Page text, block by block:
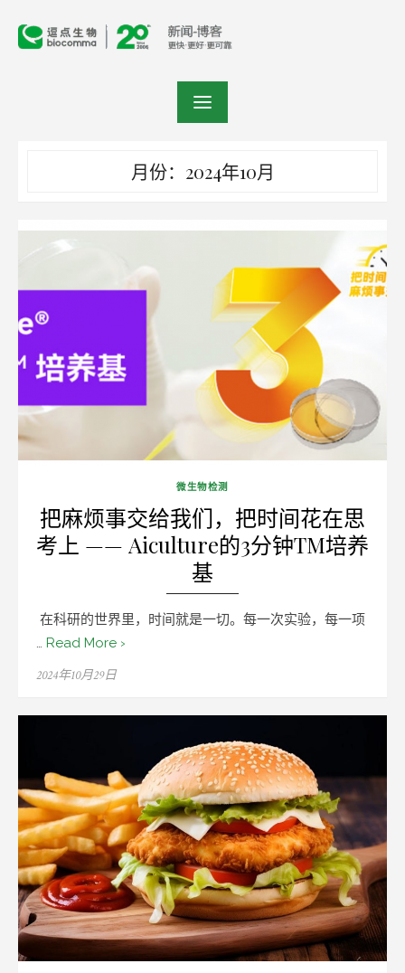
月份：2024年10月
微生物检测
把麻烦事交给我们，把时间花在思
考上 —— Aiculture的3分钟TM培养
基
在科研的世界里，时间就是一切。每一次实验，每一项
… Read More ›
Posted
2024年10月29日